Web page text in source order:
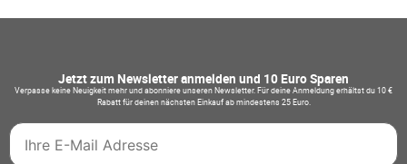
Jetzt zum Newsletter anmelden und 10 Euro Sparen
Verpasse keine Neuigkeit mehr und abonniere unseren Newsletter. Für deine Anmeldung erhältst du 10 €
Rabatt für deinen nächsten Einkauf ab mindestens 25 Euro.